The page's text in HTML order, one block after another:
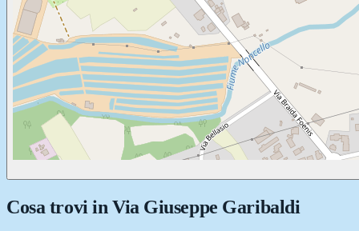
Cosa trovi in Via Giuseppe Garibaldi